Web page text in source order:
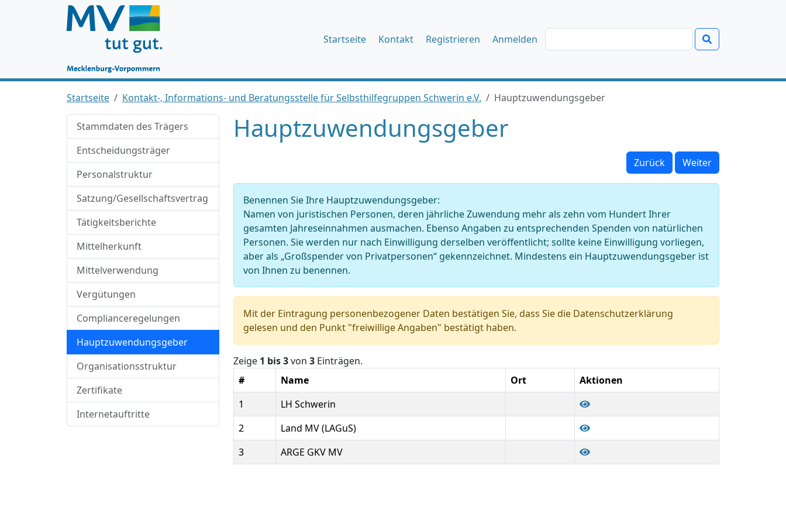
Startseite Kontakt Registrieren Anmelden
Startseite Kontakt-, Informations- und Beratungsstelle für Selbsthilfegruppen Schwerin e.V. Hauptzuwendungsgeber
Stammdaten des Trägers
Entscheidungsträger
Personalstruktur
Satzung/Gesellschaftsvertrag
Tätigkeitsberichte
Mittelherkunft
Mittelverwendung
Vergütungen
Complianceregelungen
Hauptzuwendungsgeber
Organisationsstruktur
Zertifikate
Internetauftritte
Hauptzuwendungsgeber
Zurück Weiter
Benennen Sie Ihre Hauptzuwendungsgeber:
Namen von juristischen Personen, deren jährliche Zuwendung mehr als zehn vom Hundert Ihrer
gesamten Jahreseinnahmen ausmachen. Ebenso Angaben zu entsprechenden Spenden von natürlichen
Personen. Sie werden nur nach Einwilligung derselben veröffentlicht; sollte keine Einwilligung vorliegen,
aber als „Großspender von Privatpersonen“ gekennzeichnet. Mindestens ein Hauptzuwendungsgeber ist
von Ihnen zu benennen.
Mit der Eintragung personenbezogener Daten bestätigen Sie, dass Sie die Datenschutzerklärung
gelesen und den Punkt "freiwillige Angaben" bestätigt haben.
Zeige 1 bis 3von 3 Einträgen.
#
Name Ort
Aktionen
1
LH Schwerin
2
Land MV (LAGuS)
3
ARGE GKV MV